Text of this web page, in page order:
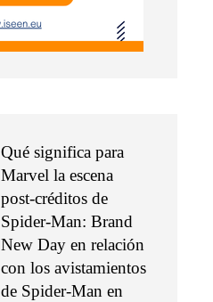
Qué significa para
Marvel la escena
post-créditos de
Spider-Man: Brand
New Day en relación
con los avistamientos
de Spider-Man en